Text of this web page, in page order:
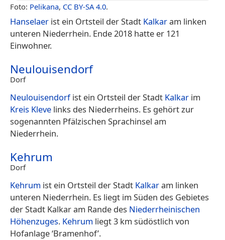
Foto: Pelikana, CC BY-SA 4.0.
Hanselaer ist ein Ortsteil der Stadt Kalkaram linken
unteren Niederrhein. Ende 2018 hatte er 121
Einwohner.
Neulouisendorf
Dorf
Neulouisendorfist ein Ortsteil der Stadt Kalkar im
Kreis Kleve links des Niederrheins. Es gehört zur
sogenannten Pfälzischen Sprachinsel am
Niederrhein.
Kehrum
Dorf
Kehrum ist ein Ortsteil der Stadt Kalkaram linken
unteren Niederrhein. Es liegt im Süden des Gebietes
der Stadt Kalkar am Rande des Niederrheinischen
Höhenzuges. Kehrum liegt 3 km südöstlich von
Hofanlage ‘Bramenhof’.